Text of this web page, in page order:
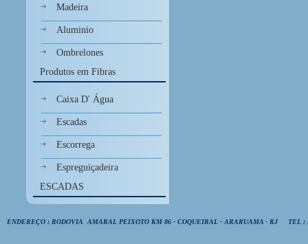
Madeira
Aluminio
Ombrelones
Produtos em Fibras
Caixa D' Água
Escadas
Escorrega
Espreguiçadeira
ESCADAS
ENDEREÇO : RODOVIA AMARAL PEIXOTO KM 86 - COQUEIRAL - ARARUAMA - RJ TEL :